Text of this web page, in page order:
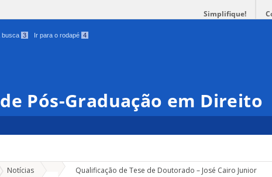
Simplifique!
busca 3 Ir para o rodapé 4
Pós-Graduação em Direito
Notícias Qualificação de Tese de Doutorado – José Cairo Junior